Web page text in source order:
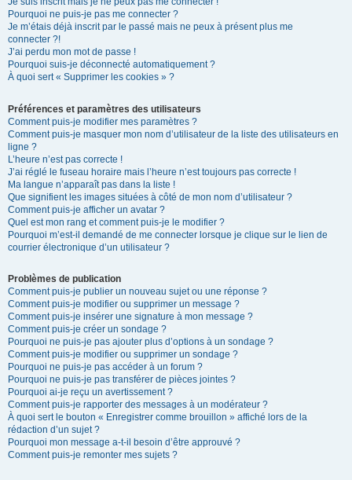
Pourquoi ne puis-je pas me connecter ?
Je m’étais déjà inscrit par le passé mais ne peux à présent plus me
connecter ?!
J’ai perdu mon mot de passe !
Pourquoi suis-je déconnecté automatiquement ?
À quoi sert « Supprimer les cookies » ?
Préférences et paramètres des utilisateurs
Comment puis-je modifier mes paramètres ?
Comment puis-je masquer mon nom d’utilisateur de la liste des utilisateurs en
ligne ?
L’heure n’est pas correcte !
J’ai réglé le fuseau horaire mais l’heure n’est toujours pas correcte !
Ma langue n’apparaît pas dans la liste !
Que signifient les images situées à côté de mon nom d’utilisateur ?
Comment puis-je afficher un avatar ?
Quel est mon rang et comment puis-je le modifier ?
Pourquoi m’est-il demandé de me connecter lorsque je clique sur le lien de
courrier électronique d’un utilisateur ?
Problèmes de publication
Comment puis-je publier un nouveau sujet ou une réponse ?
Comment puis-je modifier ou supprimer un message ?
Comment puis-je insérer une signature à mon message ?
Comment puis-je créer un sondage ?
Pourquoi ne puis-je pas ajouter plus d’options à un sondage ?
Comment puis-je modifier ou supprimer un sondage ?
Pourquoi ne puis-je pas accéder à un forum ?
Pourquoi ne puis-je pas transférer de pièces jointes ?
Pourquoi ai-je reçu un avertissement ?
Comment puis-je rapporter des messages à un modérateur ?
À quoi sert le bouton « Enregistrer comme brouillon » affiché lors de la
rédaction d’un sujet ?
Pourquoi mon message a-t-il besoin d’être approuvé ?
Comment puis-je remonter mes sujets ?